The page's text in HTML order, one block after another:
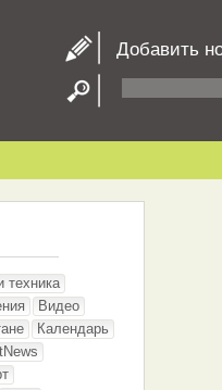
Добавить
техника
Видео
Календарь